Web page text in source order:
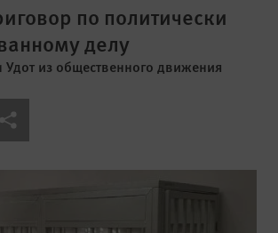
по политически
делу
из общественного движения
via Bluesky
Share this via Поделиться